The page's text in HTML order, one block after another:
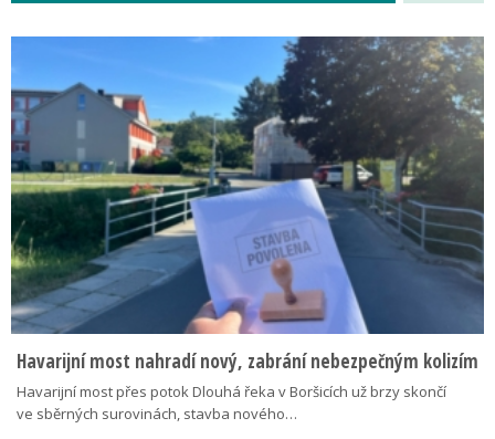
Havarijní most nahradí nový, zabrání nebezpečným kolizím
Havarijní most přes potok Dlouhá řeka v Boršicích už brzy skončí
ve sběrných surovinách, stavba nového…